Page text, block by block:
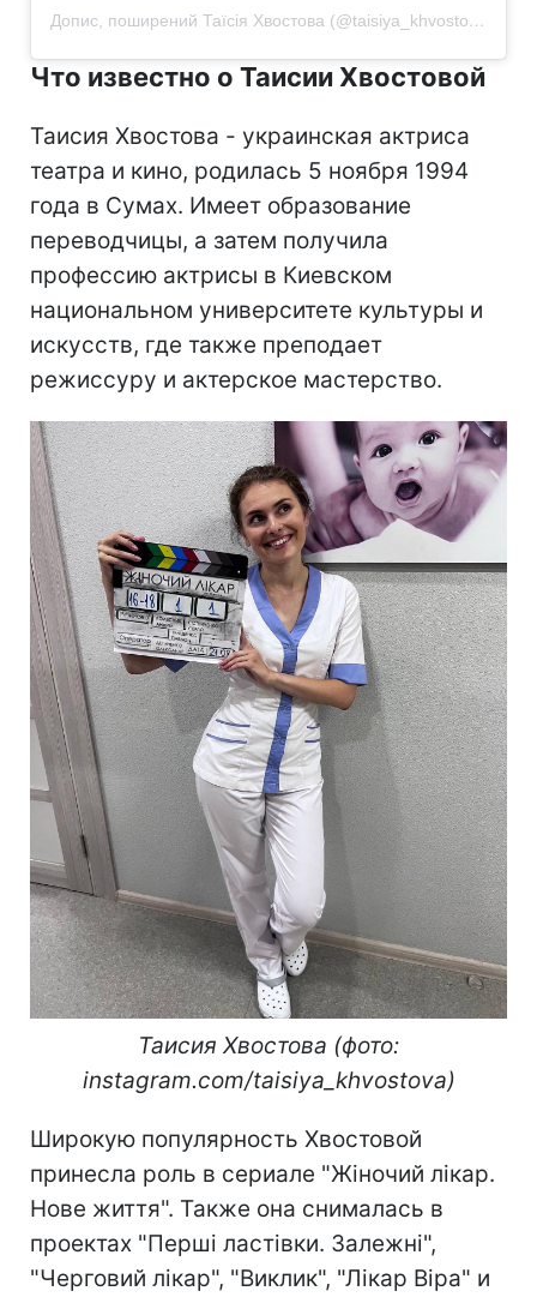
Допис, поширений Таїсія Хвостова (@taisiya_khvostova)
Что известно о Таисии Хвостовой
Таисия Хвостова - украинская актриса
театра и кино, родилась 5 ноября 1994
года в Сумах. Имеет образование
переводчицы, а затем получила
профессию актрисы в Киевском
национальном университете культуры и
искусств, где также преподает
режиссуру и актерское мастерство.
Таисия Хвостова (фото:
instagram.com/taisiya_khvostova)
Широкую популярность Хвостовой
принесла роль в сериале "Жіночий лікар.
Нове життя". Также она снималась в
проектах "Перші ластівки. Залежні",
"Черговий лікар", "Виклик", "Лікар Віра" и